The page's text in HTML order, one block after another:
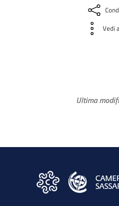
Vedi
Ultima